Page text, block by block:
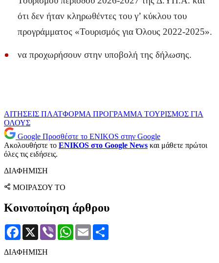
ότι δεν ήταν κληρωθέντες του γ’ κύκλου του
προγράμματος «Τουρισμός για Όλους 2022-2025».
να προχωρήσουν στην υποβολή της δήλωσης.
ΑΙΤΗΣΕΙΣ ΠΛΑΤΦΟΡΜΑ ΠΡΟΓΡΑΜΜΑ ΤΟΥΡΙΣΜΟΣ ΓΙΑ
ΟΛΟΥΣ
Google Προσθέστε το ENIKOS στην Google
Ακολουθήστε το ENIKOS στο Google News και μάθετε πρώτοι
όλες τις ειδήσεις.
ΔΙΑΦΗΜΙΣΗ
ΜΟΙΡΑΣΟΥ ΤΟ
Κοινοποίηση άρθρου
Facebook
X Viber WhatsApp
Email
ΔΙΑΦΗΜΙΣΗ